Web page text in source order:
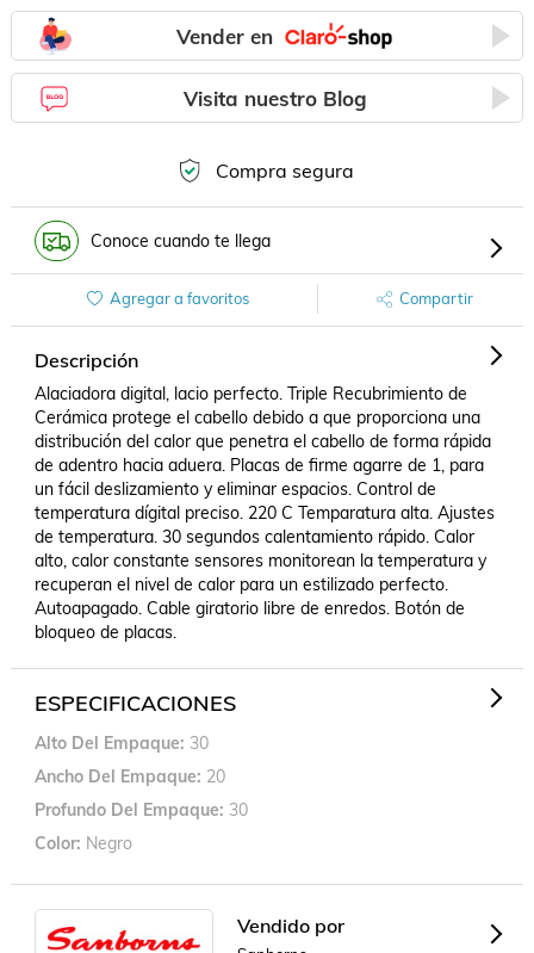
Vender en
Visita nuestro Blog
Compra segura
Conoce cuando te llega
Agregar a favoritos Compartir
Descripción
Alaciadora digital, lacio perfecto. Triple Recubrimiento de
Cerámica protege el cabello debido a que proporciona una
distribución del calor que penetra el cabello de forma rápida
de adentro hacia aduera. Placas de firme agarre de 1, para
un fácil deslizamiento y eliminar espacios. Control de
temperatura dígital preciso. 220 C Temparatura alta. Ajustes
de temperatura. 30 segundos calentamiento rápido. Calor
alto, calor constante sensores monitorean la temperatura y
recuperan el nivel de calor para un estilizado perfecto.
Autoapagado. Cable giratorio libre de enredos. Botón de
bloqueo de placas.
ESPECIFICACIONES
Alto Del Empaque 30
Ancho Del Empaque 20
Profundo Del Empaque 30
Color Negro
Vendido por